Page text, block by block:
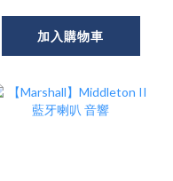
加入購物車